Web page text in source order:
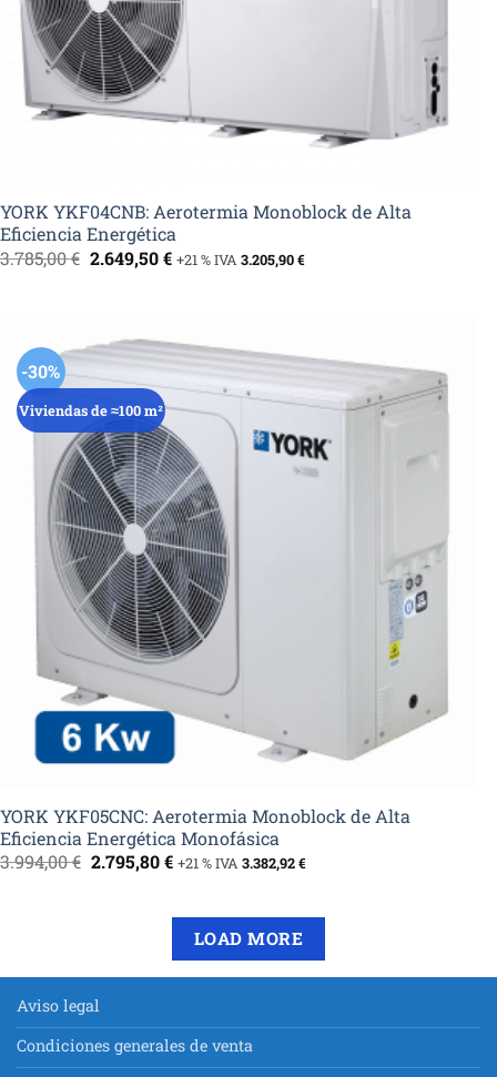
YORK YKF04CNB: Aerotermia Monoblock de Alta
Eficiencia Energética
3.785,00€ El
precio
2.649,50€El
+21 % IVA 3.205,90€
-30%
Viviendas de ≈100 m²
YORK YKF05CNC: Aerotermia Monoblock de Alta
Eficiencia Energética Monofásica
3.994,00€ El
precio
2.795,80€El
es:
2.795,80 €.
+21 % IVA 3.382,92€
LOAD MORE
Aviso legal
Condiciones generales de venta